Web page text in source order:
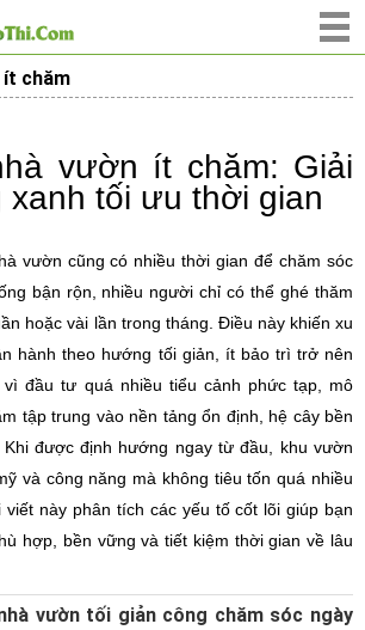
ít chăm
vườn ít chăm: Giải
xanh tối ưu thời gian
vườn cũng có nhiều thời gian để chăm sóc
bận rộn, nhiều người chỉ có thể ghé thăm
hoặc vài lần trong tháng. Điều này khiến xu
hành theo hướng tối giản, ít bảo trì trở nên
đầu tư quá nhiều tiểu cảnh phức tạp, mô
tập trung vào nền tảng ổn định, hệ cây bền
được định hướng ngay từ đầu, khu vườn
và công năng mà không tiêu tốn quá nhiều
này phân tích các yếu tố cốt lõi giúp bạn
hợp, bền vững và tiết kiệm thời gian về lâu
vườn tối giản công chăm sóc ngày